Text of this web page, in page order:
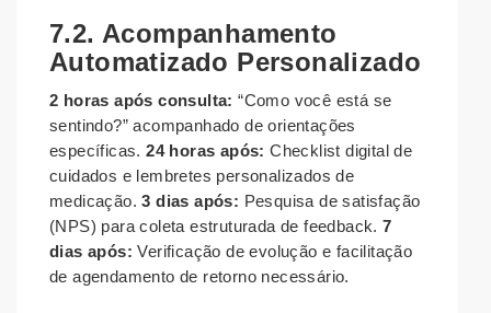
7.2. Acompanhamento
Automatizado Personalizado
2 horas após consulta: “Como você está se
sentindo?” acompanhado de orientações
específicas.24 horas após: Checklist digital de
cuidados e lembretes personalizados de
medicação.3 dias após: Pesquisa de satisfação
(NPS) para coleta estruturada de feedback.7
dias após: Verificação de evolução e facilitação
de agendamento de retorno necessário.